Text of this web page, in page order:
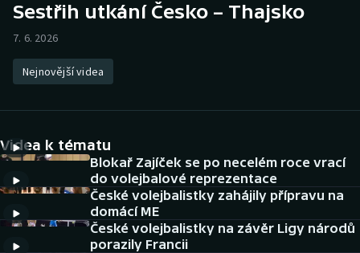
Hokej
Tenis
Atletika
Cyklistika
DALŠÍ SPORTY
Americký fotbal
NEPŘEHLÉDNĚTE
Sestřih utkání Česko – Thajsko
7. 6. 2026
Nejnovější videa
Videa k tématu
Blokař Zajíček se po necelém roce vrací
do volejbalové reprezentace
České volejbalistky zahájily přípravu na
domácí ME
České volejbalistky na závěr Ligy národů
porazily Francii